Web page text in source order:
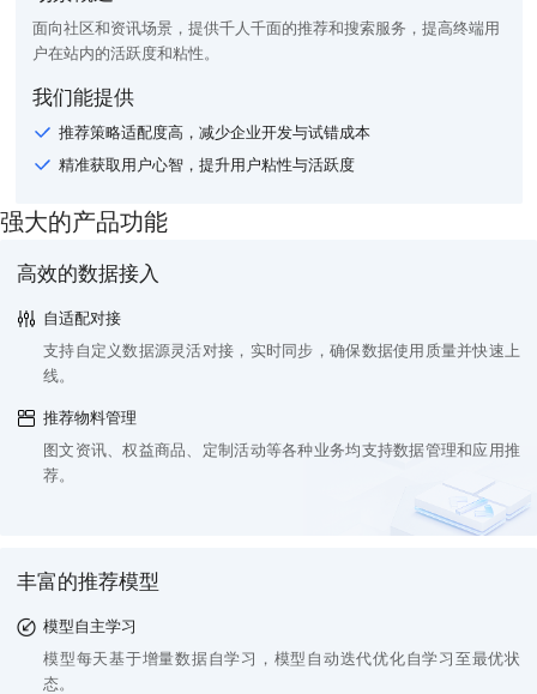
面向社区和资讯场景，提供千人千面的推荐和搜索服务，提高终端用
户在站内的活跃度和粘性。
我们能提供
推荐策略适配度高，减少企业开发与试错成本
精准获取用户心智，提升用户粘性与活跃度
强大的产品功能
高效的数据接入
自适配对接
支持自定义数据源灵活对接，实时同步，确保数据使用质量并快速上
线。
推荐物料管理
图文资讯、权益商品、定制活动等各种业务均支持数据管理和应用推
荐。
丰富的推荐模型
模型自主学习
模型每天基于增量数据自学习，模型自动迭代优化自学习至最优状
态。